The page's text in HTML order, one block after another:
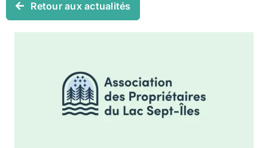
Retour aux actualités